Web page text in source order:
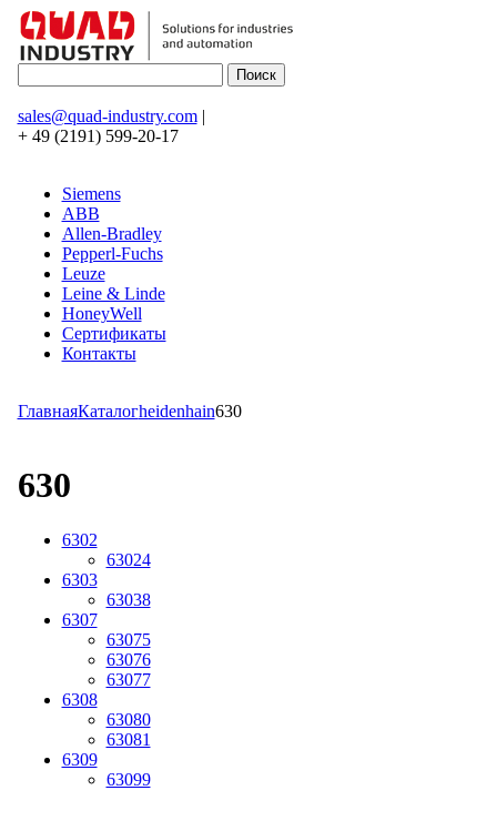
sales@quad-industry.com|
+ 49 (2191) 599-20-17
Siemens
ABB
Allen-Bradley
Pepperl-Fuchs
Leuze
Leine & Linde
HoneyWell
Сертификаты
Контакты
ГлавнаяКаталогheidenhain630
630
6302
63024
6303
63038
6307
63075
63076
63077
6308
63080
63081
6309
63099